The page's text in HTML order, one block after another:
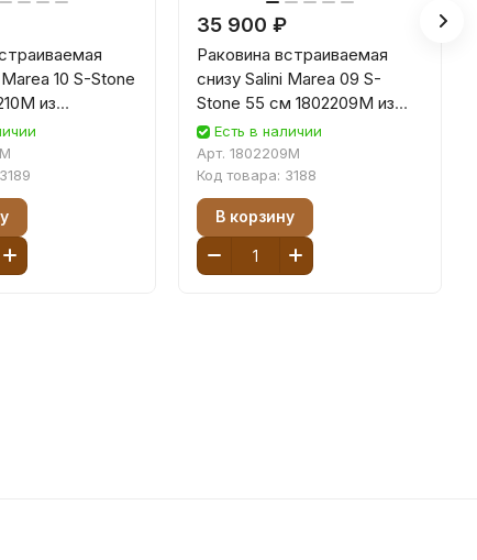
10 S-Stone
из
камня,
3189
35 900 ₽
Раковина встраиваемая
снизу Salini Marea 09 S-
Stone 55 см 1802209M из
искусственного камня,
белая матовая
Есть в наличии
Арт. 1802209M
Код товара: 3188
В корзину